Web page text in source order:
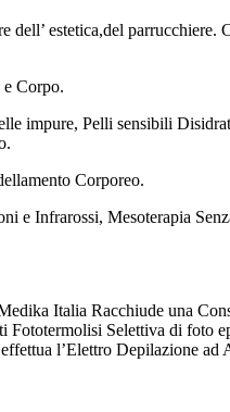
estetica,del
Corpo.
impure, Pelli sensibili
Corporeo.
e Infrarossi, Mesoterapia
Italia Racchiude una
Selettiva di
l’Elettro Depilazione ad